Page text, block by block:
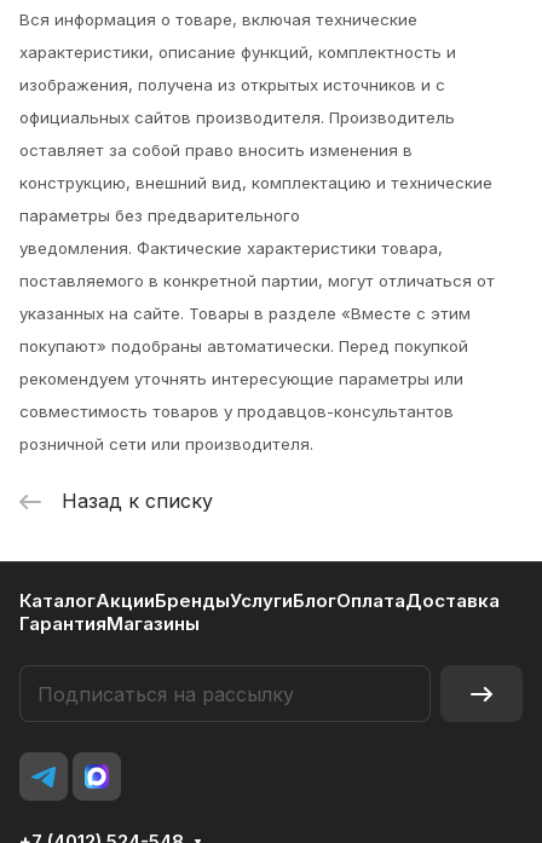
Вся информация о товаре, включая технические
характеристики, описание функций, комплектность и
изображения, получена из открытых источников и с
официальных сайтов производителя. Производитель
оставляет за собой право вносить изменения в
конструкцию, внешний вид, комплектацию и технические
параметры без предварительного
уведомления. Фактические характеристики товара,
поставляемого в конкретной партии, могут отличаться от
указанных на сайте. Товары в разделе «Вместе с этим
покупают» подобраны автоматически. Перед покупкой
рекомендуем уточнять интересующие параметры или
совместимость товаров у продавцов-консультантов
розничной сети или производителя.
Назад к списку
КаталогАкцииБрендыУслугиБлогОплатаДоставка
ГарантияМагазины